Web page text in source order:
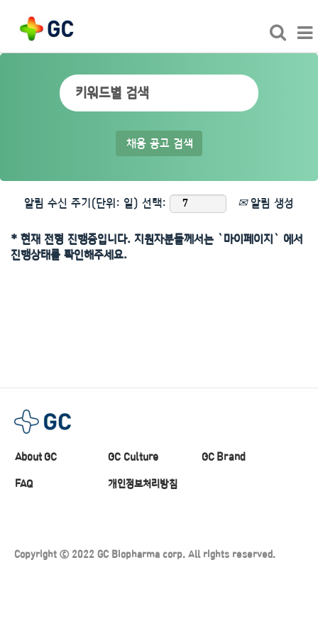
알림 수신 주기(단위: 일) 선택: 알림 생성
* 현재 전형 진행중입니다. 지원자분들께서는 `마이페이지` 에서
진행상태를 확인해주세요.
About GC GC Culture GC Brand
FAQ 개인정보처리방침
Copyright ⓒ 2022 GC Biopharma corp. All rights reserved.